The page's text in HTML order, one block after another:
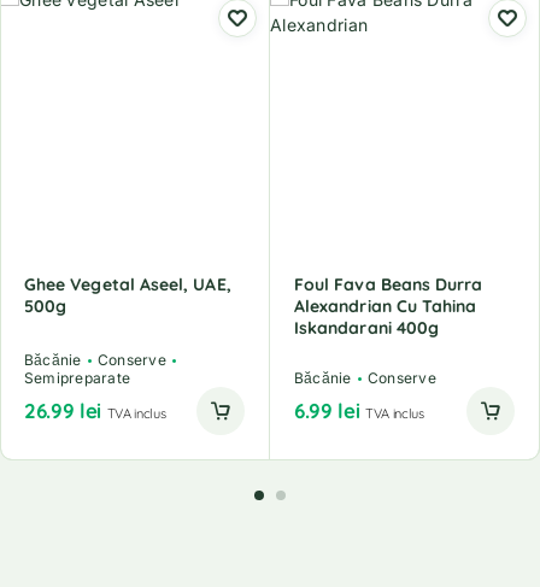
Ghee Vegetal Aseel, UAE,
500g
Băcănie
Conserve
Semipreparate
26.99 lei TVA inclus
Foul Fava Beans Durra
Alexandrian Cu Tahina
Iskandarani 400g
Băcănie Conserve
6.99 lei TVA inclus